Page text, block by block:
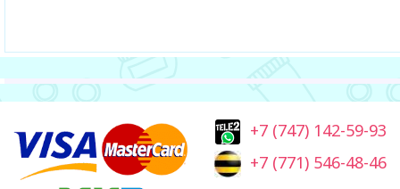
+7 (747) 142-59-93
+7 (771) 546-48-46